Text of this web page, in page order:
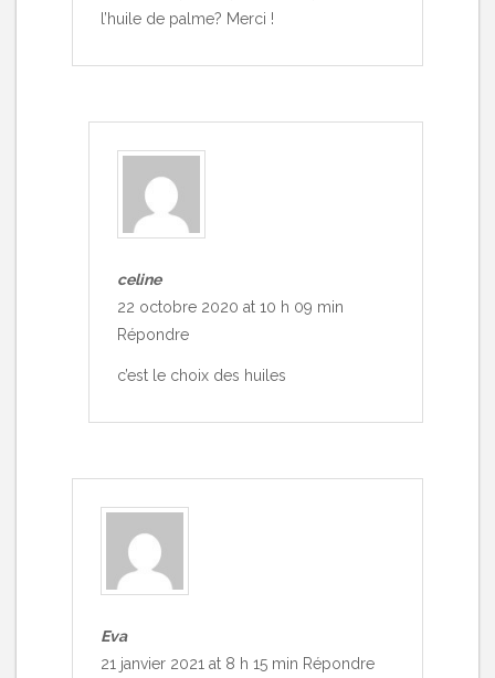
l’huile de palme? Merci !
celine
22 octobre 2020 at 10 h 09 min
Répondre
c’est le choix des huiles
Eva
21 janvier 2021 at 8 h 15 min Répondre